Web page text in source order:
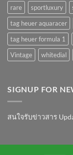
rare
sportluxury
tag heuer aquaracer
tag heuer formula 1
Vintage
whitedial
SIGNUP FOR
สนใจรับข่าวสาร